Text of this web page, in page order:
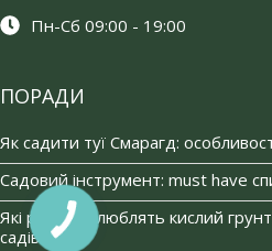
Пн-Сб 09:00 - 19:00
ПОРАДИ
Як садити туї Смарагд:
Садовий інструмент: must have
Які рослини люблять кислий
садівників